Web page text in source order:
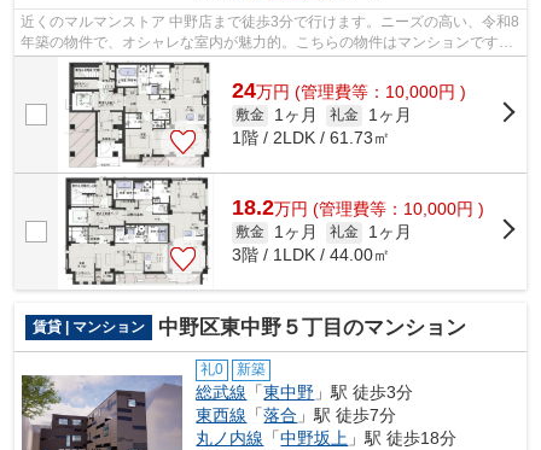
近くのマルマンストア 中野店まで徒歩3分で行けます。ニーズの高い、令和8
年築の物件で、オシャレな室内が魅力的。こちらの物件はマンションです。
シンプルながらも風の通り道がしっか...
24万円 (管理費等：10,000円 )
敷金 1ヶ月 礼金
1ヶ月
1階 / 2LDK / 61.73㎡
18.2万円 (管理費等：10,000円 )
敷金 1ヶ月 礼金
1ヶ月
3階 / 1LDK / 44.00㎡
賃貸 | マンション 中野区東中野５丁目のマンション
礼0 新築
総武線 「東中野 」駅 徒歩3分
東西線 「落合 」駅 徒歩7分
丸ノ内線 「中野坂上 」駅 徒歩18分